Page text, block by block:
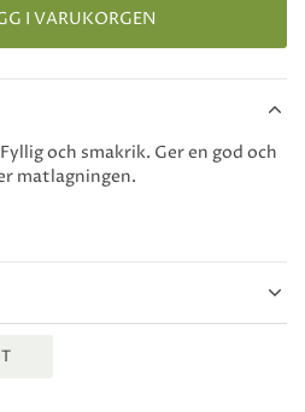
I VARUKORGEN
och smakrik. Ger en god och
matlagningen.